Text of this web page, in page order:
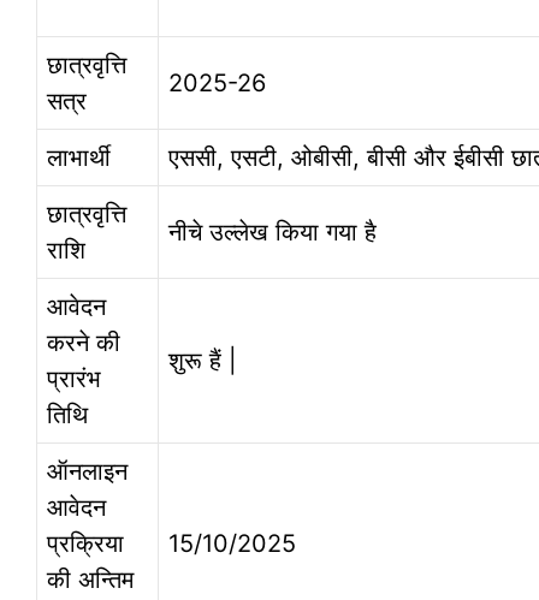
छात्रवृत्ति
सत्र
2025-26
लाभार्थी
एससी, एसटी, ओबीसी, बीसी और ईबीसी
छात्रवृत्ति
राशि
नीचे उल्लेख किया गया है
आवेदन
करने की
प्रारंभ
तिथि
शुरू हैं |
ऑनलाइन
आवेदन
प्रक्रिया
की अन्तिम
15/10/2025